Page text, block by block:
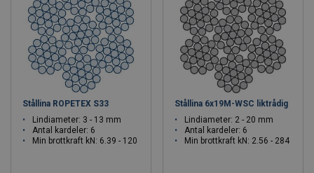
Stållina ROPETEX S33
Lindiameter: 3 - 13 mm
Antal kardeler: 6
Min brottkraft kN: 6.39 - 120
Stållina 6x19M-WSC liktrådig
Lindiameter: 2 - 20 mm
Antal kardeler: 6
Min brottkraft kN: 2.56 - 284